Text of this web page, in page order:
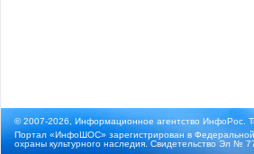
© 2007-2026, Информационное агентство ИнфоРос.
Портал «ИнфоШОС» зарегистрирован в
охраны культурного наследия. Свидетельство Эл №